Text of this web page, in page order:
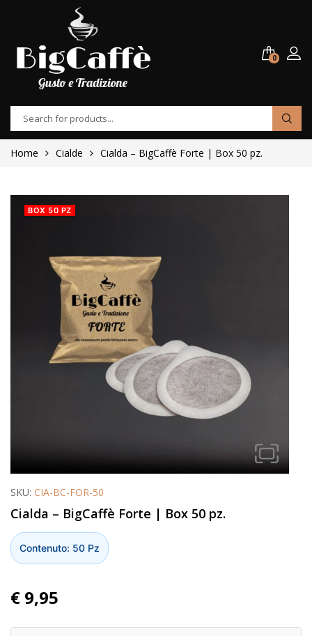
0
Home Cialde Cialda – BigCaffè Forte | Box 50 pz.
BOX 50 PZ
SKU: CIA-BC-FOR-50
Cialda – BigCaffè Forte | Box 50 pz.
Contenuto: 50 Pz
€ 9,95